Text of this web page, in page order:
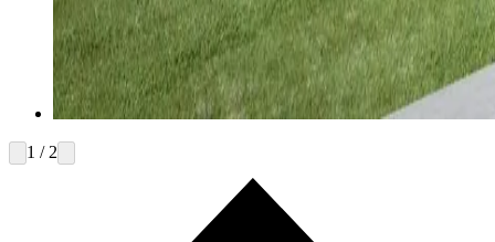
1 / 2